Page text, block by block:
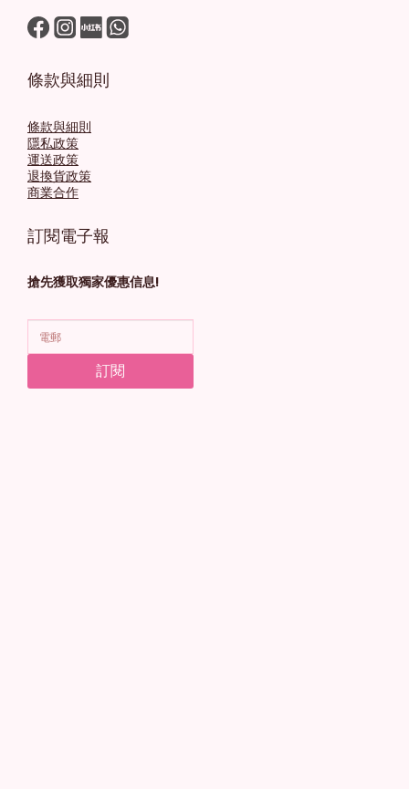
條款與細則
條款與細則
隱私政策
運送政策
退換貨政策
商業合作
訂閱電子報
搶先獲取獨家優惠信息!
訂閱